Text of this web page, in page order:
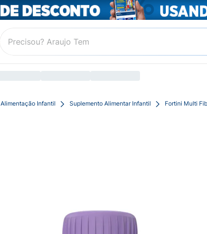
Alimentação Infantil Suplemento Alimentar Infantil Fortini Multi